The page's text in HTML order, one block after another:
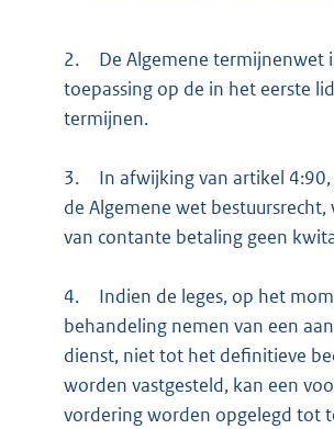
2.
De Algemene termijnenwet
toepassing op de in het eerste
termijnen.
3.
In afwijking van artikel
de Algemene wet
van contante betaling geen
4.
Indien de leges, op het
behandeling nemen van een
dienst, niet tot het definitieve
worden vastgesteld, kan een
vordering worden opgelegd tot